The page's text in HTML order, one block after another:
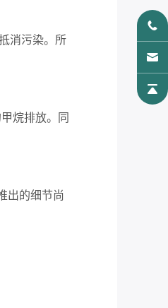
消污染。所
甲烷排放。同
出的细节尚